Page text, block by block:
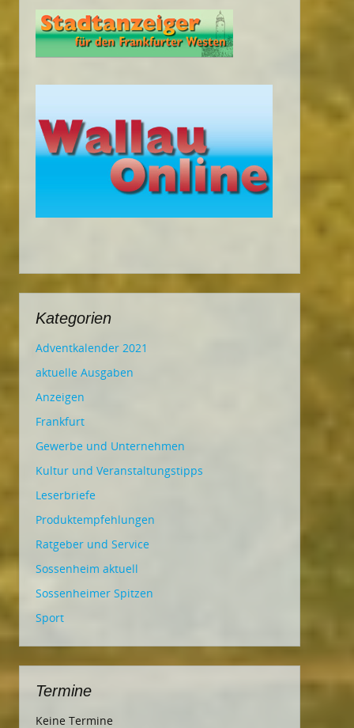
Kategorien
Adventkalender 2021
aktuelle Ausgaben
Anzeigen
Frankfurt
Gewerbe und Unternehmen
Kultur und Veranstaltungstipps
Leserbriefe
Produktempfehlungen
Ratgeber und Service
Sossenheim aktuell
Sossenheimer Spitzen
Sport
Termine
Keine Termine